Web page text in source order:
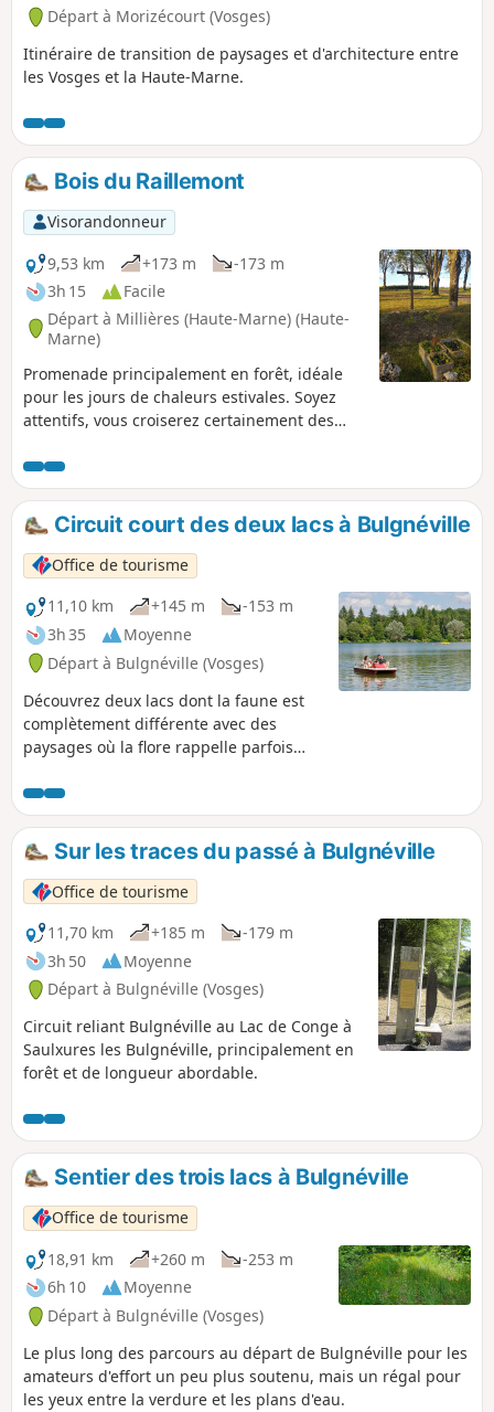
Départ à Morizécourt (Vosges)
Itinéraire de transition de paysages et d'architecture entre
les Vosges et la Haute-Marne.
Bois du Raillemont
Visorandonneur
9,53 km
+173 m
-173 m
3h 15
Facile
Départ à Millières (Haute-Marne) (Haute-
Marne)
Promenade principalement en forêt, idéale
pour les jours de chaleurs estivales. Soyez
attentifs, vous croiserez certainement des
Circuit court des deux lacs à Bulgnéville
Office de tourisme
11,10 km
+145 m
-153 m
3h 35
Moyenne
Départ à Bulgnéville (Vosges)
Découvrez deux lacs dont la faune est
complètement différente avec des
paysages où la flore rappelle parfois
Sur les traces du passé à Bulgnéville
Office de tourisme
11,70 km
+185 m
-179 m
3h 50
Moyenne
Départ à Bulgnéville (Vosges)
Circuit reliant Bulgnéville au Lac de Conge à
Saulxures les Bulgnéville, principalement en
forêt et de longueur abordable.
Sentier des trois lacs à Bulgnéville
Office de tourisme
18,91 km
+260 m
-253 m
6h 10
Moyenne
Départ à Bulgnéville (Vosges)
Le plus long des parcours au départ de Bulgnéville pour les
amateurs d'effort un peu plus soutenu, mais un régal pour
les yeux entre la verdure et les plans d'eau.